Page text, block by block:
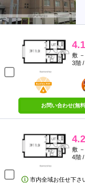
4.1
敷
3階
BunChinPAY
お問い合わせ(無
4.2
敷
4階 /
市内全域お任せ下さ